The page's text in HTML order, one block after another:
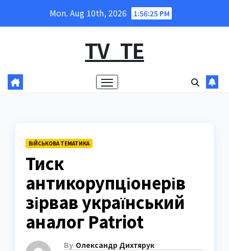
Mon. Aug 10th, 2026 1:56:26 PM
TV_TE
ВІЙСЬКОВА ТЕМАТИКА
Тиск
антикорупціонерів
зірвав український
аналог Patriot
By Олександр Дихтярук